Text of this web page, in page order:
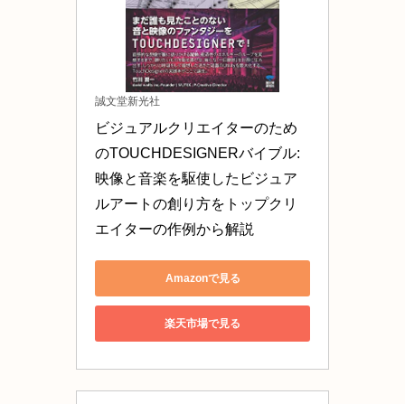
誠文堂新光社
ビジュアルクリエイターのため
のTOUCHDESIGNERバイブル:
映像と音楽を駆使したビジュア
ルアートの創り方をトップクリ
エイターの作例から解説
Amazonで見る
楽天市場で見る